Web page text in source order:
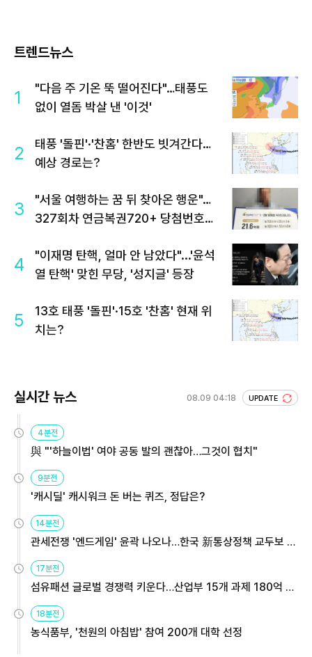
트렌드뉴스
1
"다음 주 기온 뚝 떨어진다"…태풍도
없이 열돔 박살 낸 '이것'
2
태풍 '돌핀'·'찬홈' 한반도 빗겨간다…
예상 경로는?
3
"서울 여행하는 꿈 뒤 찾아온 행운"…
327회차 연금복권720+ 당첨번호조
4
"이재명 탄핵, 얼마 안 남았다"...'윤석
열 탄핵' 맞힌 무당, '성지글' 등장
5
13호 태풍 '돌핀'·15호 '찬홈' 현재 위
치는?
실시간 뉴스 08.09 04:18 UPDATE
4분전
與 "'하늘이법' 여야 공동 발의 괜찮아…그것이 협치"
9분전
'캐시딜' 캐시워크 돈 버는 퀴즈, 정답은?
14분전
관세전쟁 '엔드게임' 윤곽 나오나…한국 新통상정책 교두보 활
용해야
17분전
섬유패션 글로벌 경쟁력 키운다…산업부 15개 과제 180억 지
원
18분전
농식품부, '천원의 아침밥' 참여 200개 대학 선정